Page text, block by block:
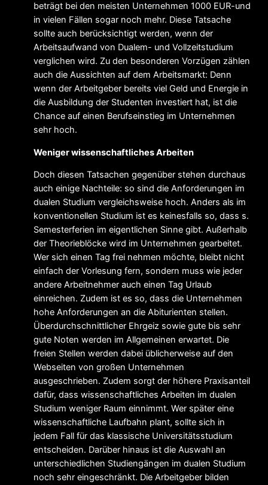
beträgt bei den meisten Unternehmen 1000 EUR-und
in vielen Fällen sogar noch mehr. Diese Tatsache
sollte auch berücksichtigt werden, wenn der
Arbeitsaufwand von Dualem- und Vollzeitstudium
verglichen wird. Zu den besonderen Vorzügen zählen
auch die Aussichten auf dem Arbeitsmarkt: Denn
wenn der Arbeitgeber bereits viel Geld und Energie in
die Ausbildung der Studenten investiert hat, ist die
Chance auf einen Berufseinstieg im Unternehmen
sehr hoch.
Weniger wissenschaftliches Arbeiten
Doch diesen Tatsachen gegenüber stehen durchaus
auch einige Nachteile: so sind die Anforderungen im
dualen Studium vergleichsweise hoch. Anders als im
konventionellen Studium ist es keinesfalls so, dass s.
Semesterferien im eigentlichen Sinne gibt. Außerhalb
der Theorieblöcke wird im Unternehmen gearbeitet.
Wer sich einen Tag frei nehmen möchte, bleibt nicht
einfach der Vorlesung fern, sondern muss wie jeder
andere Arbeitnehmer auch einen Tag Urlaub
einreichen. Zudem ist es so, dass die Unternehmen
hohe Anforderungen an die Abiturienten stellen.
Überdurchschnittlicher Ehrgeiz sowie gute bis sehr
gute Noten werden im Allgemeinen erwartet. Die
freien Stellen werden dabei üblicherweise auf den
Webseiten von großen Unternehmen
ausgeschrieben. Zudem sorgt der höhere Praxisanteil
dafür, dass wissenschaftliches Arbeiten im dualen
Studium weniger Raum einnimmt. Wer später eine
wissenschaftliche Laufbahn plant, sollte sich in
jedem Fall für das klassische Universitätsstudium
entscheiden. Darüber hinaus ist die Auswahl an
unterschiedlichen Studiengängen im dualen Studium
noch sehr eingeschränkt. Die Arbeitgeber bilden